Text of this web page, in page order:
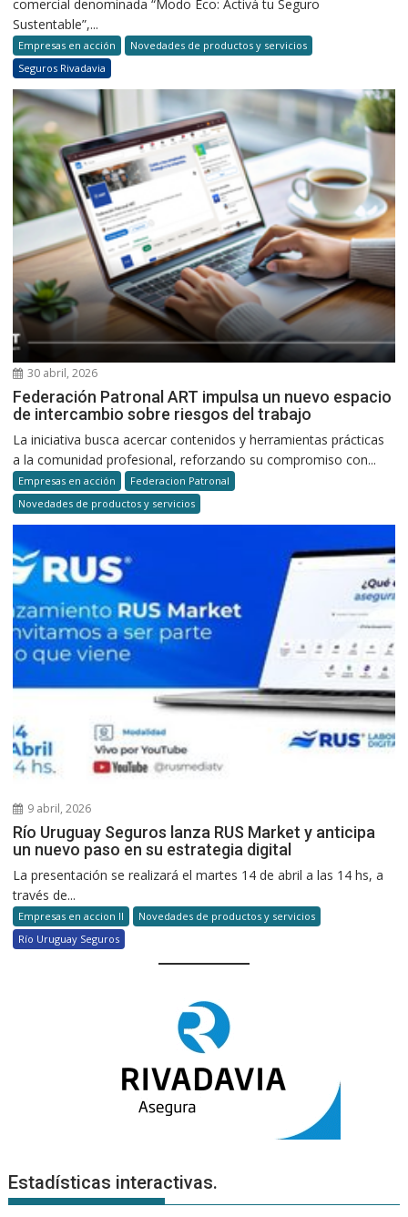
comercial denominada “Modo Eco: Activá tu Seguro
Sustentable”,...
Empresas en acción
Novedades de productos y servicios
Seguros Rivadavia
30 abril, 2026
Federación Patronal ART impulsa un nuevo espacio
de intercambio sobre riesgos del trabajo
La iniciativa busca acercar contenidos y herramientas prácticas
a la comunidad profesional, reforzando su compromiso con...
Empresas en acción
Federacion Patronal
Novedades de productos y servicios
9 abril, 2026
Río Uruguay Seguros lanza RUS Market y anticipa
un nuevo paso en su estrategia digital
La presentación se realizará el martes 14 de abril a las 14 hs, a
través de...
Empresas en accion II
Novedades de productos y servicios
Río Uruguay Seguros
Estadísticas interactivas.